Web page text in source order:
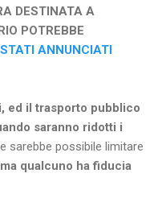
DESTINATA A
POTREBBE
ANNUNCIATI
ed il trasporto pubblico
saranno ridotti i
sarebbe possibile limitare
ma qualcuno ha fiducia